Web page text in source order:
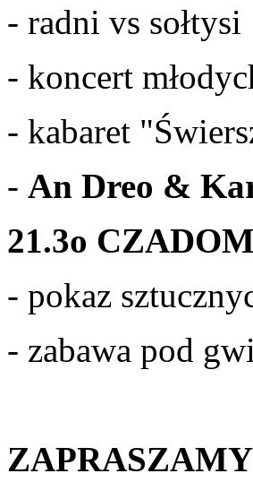
- radni vs sołtysi
- koncert
- kabaret
- An Dreo &
21.3o
- pokaz
- zabawa pod